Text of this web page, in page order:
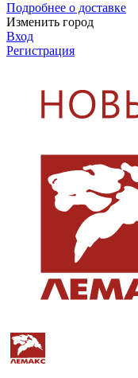
Подробнее о доставке
Изменить город
Вход
Регистрация